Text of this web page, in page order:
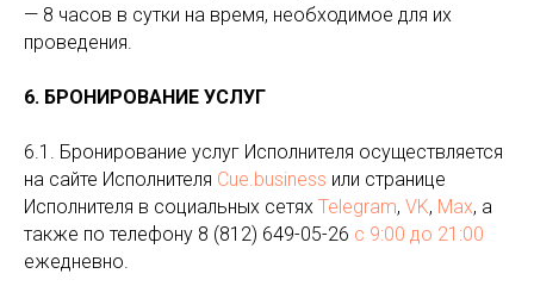
— 8 часов в сутки на время, необходимое для их
проведения.
6. БРОНИРОВАНИЕ УСЛУГ
6.1. Бронирование услуг Исполнителя осуществляется
на сайте Исполнителя Cue.business или странице
Исполнителя в социальных сетях Telegram, VK, Max, а
также по телефону 8 (812) 649-05-26 с 9:00 до 21:00
ежедневно.